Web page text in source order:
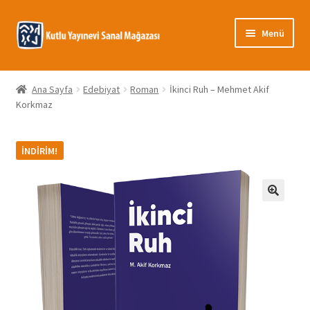
Dolaşıma
geç
İçeriğe
geç
Menü
Giriş
Banka Bilgileri
Gizlilik Politikası
Hakkımızda
Hesabım
İletişim
Mağaza
Ana Sayfa Edebiyat Roman
İkinci Ruh – Mehmet Akif
Korkmaz
İNDIRIM!